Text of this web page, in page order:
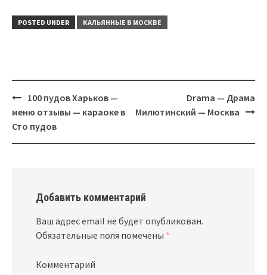
POSTED UNDER КАЛЬЯННЫЕ В МОСКВЕ
Post
navigation
100 пудов Харьков —
меню отзывы — караоке в
Сто пудов
Drama — Драма
Милютинский — Москва
Добавить комментарий
Ваш адрес email не будет опубликован.
Обязательные поля помечены *
Комментарий